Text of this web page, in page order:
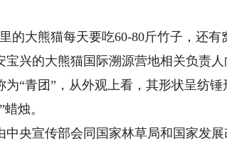
大熊猫每天要吃60-80斤竹子，还有
宝兴的大熊猫国际溯源营地相关负责
为“青团”，从外观上看，其形状呈纺
烛。
宣传部会同国家林草局和国家发展